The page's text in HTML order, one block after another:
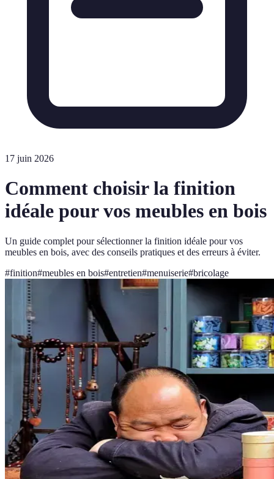
17 juin 2026
Comment choisir la finition
idéale pour vos meubles en bois
Un guide complet pour sélectionner la finition idéale pour vos
meubles en bois, avec des conseils pratiques et des erreurs à éviter.
#finition#meubles en bois#entretien#menuiserie#bricolage